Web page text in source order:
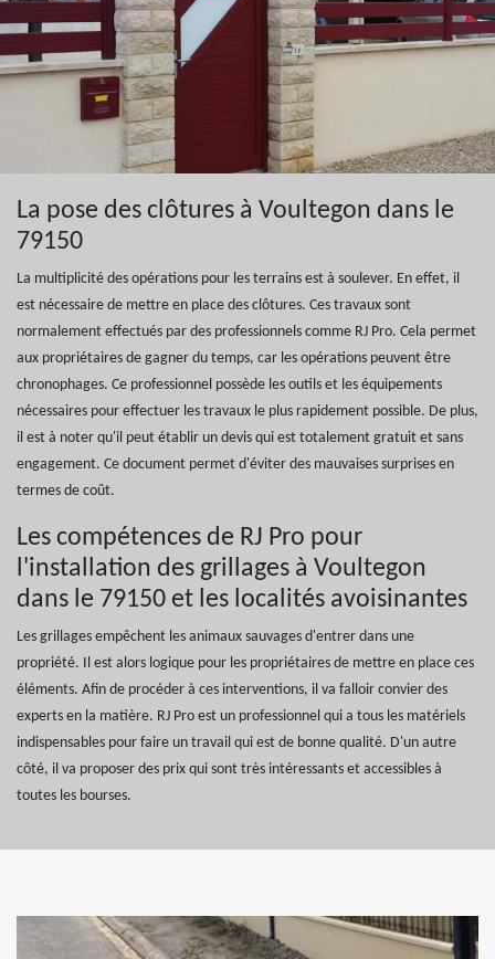
La pose des clôtures à Voultegon dans le
79150
La multiplicité des opérations pour les terrains est à soulever. En effet, il
est nécessaire de mettre en place des clôtures. Ces travaux sont
normalement effectués par des professionnels comme RJ Pro. Cela permet
aux propriétaires de gagner du temps, car les opérations peuvent être
chronophages. Ce professionnel possède les outils et les équipements
nécessaires pour effectuer les travaux le plus rapidement possible. De plus,
il est à noter qu'il peut établir un devis qui est totalement gratuit et sans
engagement. Ce document permet d'éviter des mauvaises surprises en
termes de coût.
Les compétences de RJ Pro pour
l'installation des grillages à Voultegon
dans le 79150 et les localités avoisinantes
Les grillages empêchent les animaux sauvages d'entrer dans une
propriété. Il est alors logique pour les propriétaires de mettre en place ces
éléments. Afin de procéder à ces interventions, il va falloir convier des
experts en la matière. RJ Pro est un professionnel qui a tous les matériels
indispensables pour faire un travail qui est de bonne qualité. D'un autre
côté, il va proposer des prix qui sont très intéressants et accessibles à
toutes les bourses.